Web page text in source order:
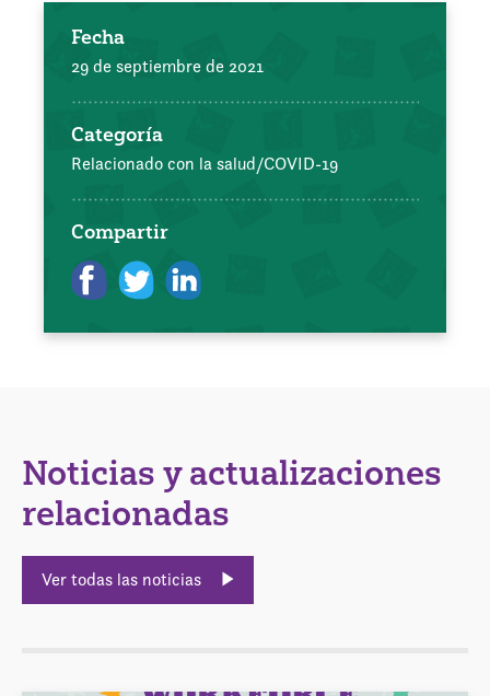
Fecha
29 de septiembre de 2021
Categoría
Relacionado con la salud/COVID-19
Compartir
Noticias y actualizaciones
relacionadas
Ver todas las noticias